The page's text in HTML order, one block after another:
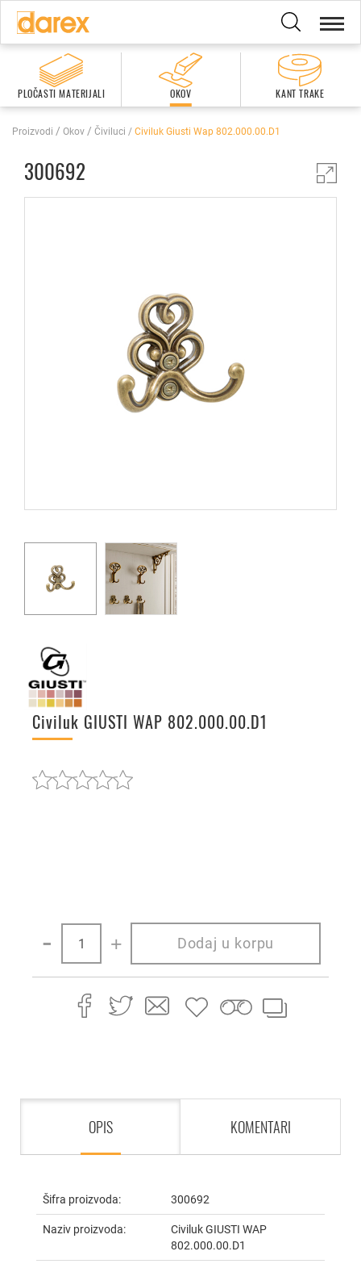
PLOČASTI MATERIJALI OKOV KANT TRAKE
Proizvodi Okov Čiviluci Civiluk Giusti Wap 802.000.00.d1
300692
Civiluk GIUSTI WAP 802.000.00.D1
- + Dodaj u korpu
OPIS KOMENTARI
Šifra proizvoda: 300692
Naziv proizvoda:
Civiluk GIUSTI WAP
802.000.00.D1